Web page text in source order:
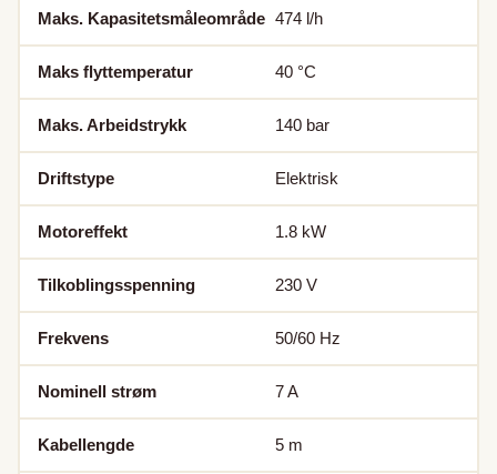
Maks. Kapasitetsmåleområde 474 l/h
Maks flyttemperatur 40 °C
Maks. Arbeidstrykk 140 bar
Driftstype Elektrisk
Motoreffekt 1.8 kW
Tilkoblingsspenning 230 V
Frekvens 50/60 Hz
Nominell strøm 7A
Kabellengde 5 m